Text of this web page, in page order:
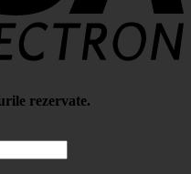
rezervate.